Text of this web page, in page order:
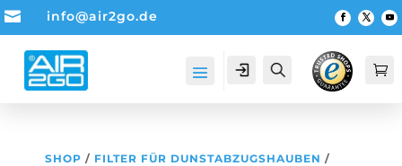
 info@air2go.de
Account Suche 
SHOP / FILTER FÜR DUNSTABZUGSHAUBEN /